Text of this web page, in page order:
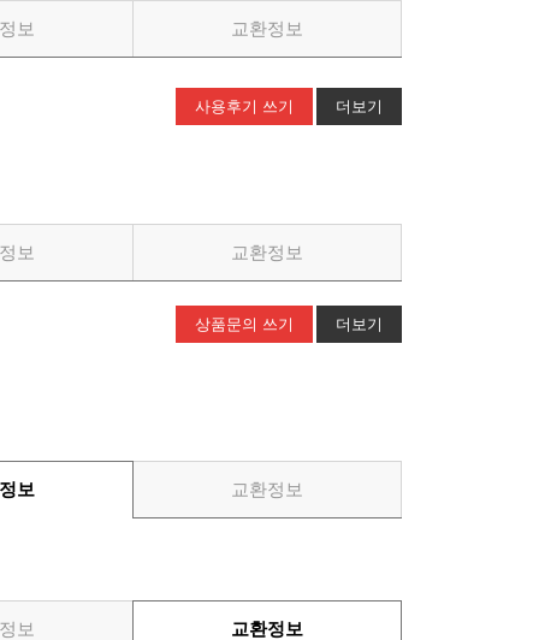
보 교환정보
사용후기 쓰기 더보기
보 교환정보
상품문의 쓰기 더보기
보 교환정보
보 교환정보